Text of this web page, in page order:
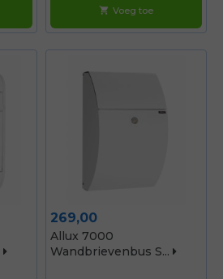
shopping_cart Voeg toe
Prijs
269,00
Allux 7000
Wandbrievenbus S...